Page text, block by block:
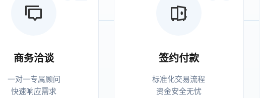
商务洽谈
一对一专属顾问
快速响应需求
签约付款
标准化交易流程
资金安全无忧